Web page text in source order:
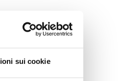
sui cookie